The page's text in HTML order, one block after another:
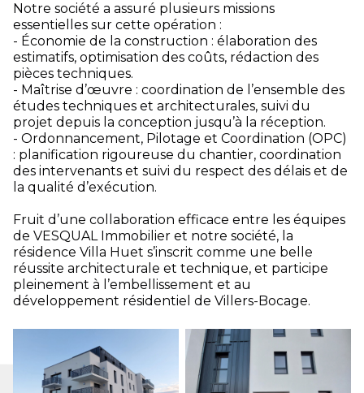
Notre société a assuré plusieurs missions
essentielles sur cette opération :
- Économie de la construction : élaboration des
estimatifs, optimisation des coûts, rédaction des
pièces techniques.
- Maîtrise d’œuvre : coordination de l’ensemble des
études techniques et architecturales, suivi du
projet depuis la conception jusqu’à la réception.
- Ordonnancement, Pilotage et Coordination (OPC)
: planification rigoureuse du chantier, coordination
des intervenants et suivi du respect des délais et de
la qualité d’exécution.
Fruit d’une collaboration efficace entre les équipes
de VESQUAL Immobilier et notre société, la
résidence Villa Huet s’inscrit comme une belle
réussite architecturale et technique, et participe
pleinement à l’embellissement et au
développement résidentiel de Villers-Bocage.